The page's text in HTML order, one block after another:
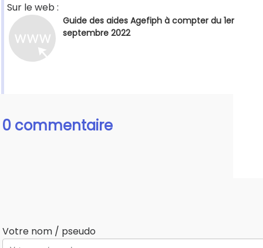
Sur le web :
Guide des aides Agefiph à compter du 1er
septembre 2022
0 commentaire
Votre nom / pseudo